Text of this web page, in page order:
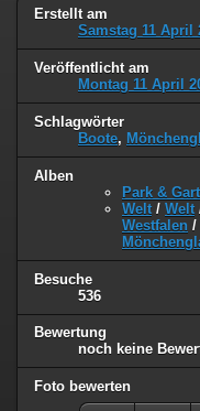
Erstellt am
Samstag 11 April
Veröffentlicht am
Montag 11 April
Schlagwörter
Boote,
Alben
Park &
Welt / Welt
Westfalen /
Besuche
536
Bewertung
noch keine
Foto bewerten